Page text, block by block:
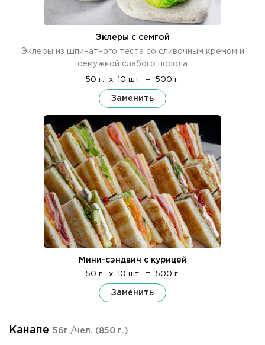
Эклеры с семгой
Эклеры из шпинатного теста со сливочным кремом и
семужкой слабого посола
50 г. x 10 шт. = 500 г.
Заменить
Мини-сэндвич с курицей
50 г. x 10 шт. = 500 г.
Заменить
Канапе 56г./чел. (850 г.)